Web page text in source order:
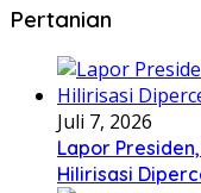
Pertanian
Juli 7, 2026
Lapor
Hilirisasi